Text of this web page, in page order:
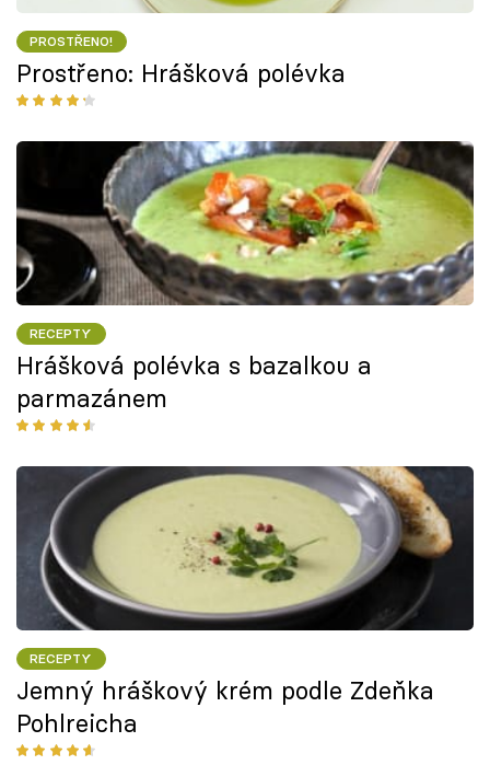
PROSTŘENO!
Prostřeno: Hrášková polévka
RECEPTY
Hrášková polévka s bazalkou a
parmazánem
RECEPTY
Jemný hráškový krém podle Zdeňka
Pohlreicha